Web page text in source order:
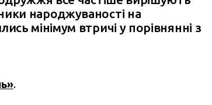
народжуваності на
мінімум втричі у порівнянні з
.